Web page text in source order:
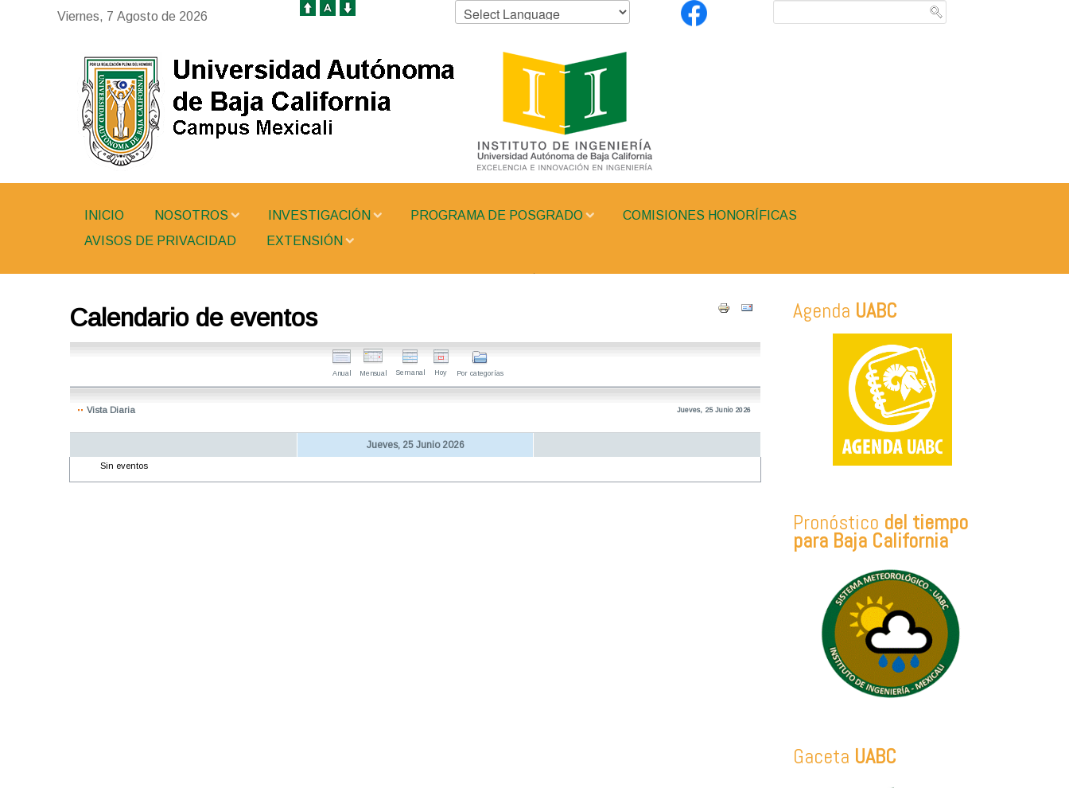
Viernes, 7 Agosto de 2026
INICIO NOSOTROS INVESTIGACIÓN PROGRAMA DE POSGRADO
COMISIONES HONORÍFICAS
AVISOS DE PRIVACIDAD
EXTENSIÓN
Calendario de eventos
Anual Mensual Semanal Hoy Por categorías
Vista Diaria Jueves, 25 Junio 2026
Jueves, 25 Junio 2026
Sin eventos
Agenda UABC
Pronóstico del tiempo
para Baja California
Gaceta UABC